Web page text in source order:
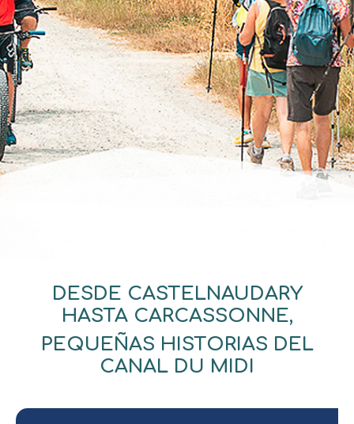
DESDE CASTELNAUDARY
HASTA CARCASSONNE,
PEQUEÑAS HISTORIAS DEL
CANAL DU MIDI